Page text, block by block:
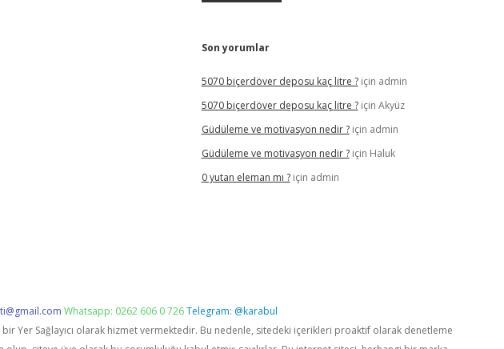
Son yorumlar
5070 biçerdöver deposu kaç litre ?için admin
5070 biçerdöver deposu kaç litre ?için Akyüz
Güdüleme ve motivasyon nedir ?için admin
Güdüleme ve motivasyon nedir ?için Haluk
0 yutan eleman mı ?için admin
Whatsapp: 0262 606 0 726Telegram: @karabul
Yer Sağlayıcı olarak hizmet vermektedir. Bu nedenle, sitedeki içerikleri proaktif olarak denetleme